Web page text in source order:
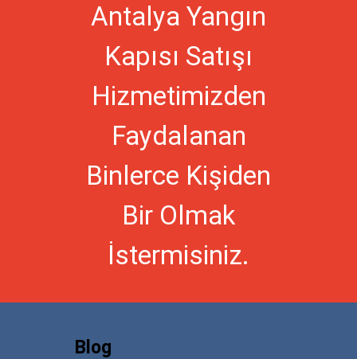
Antalya Yangın
Kapısı Satışı
Hizmetimizden
Faydalanan
Binlerce Kişiden
Bir Olmak
İstermisiniz.
Blog